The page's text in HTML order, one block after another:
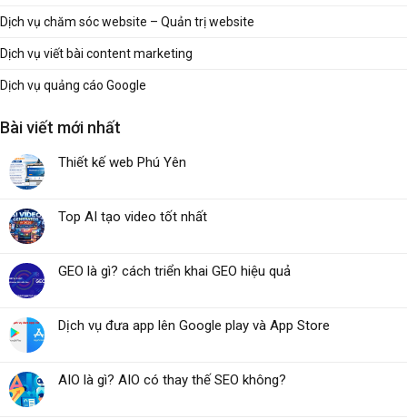
Dịch vụ chăm sóc website – Quản trị website
Dịch vụ viết bài content marketing
Dịch vụ quảng cáo Google
Bài viết mới nhất
Thiết kế web Phú Yên
Top AI tạo video tốt nhất
GEO là gì? cách triển khai GEO hiệu quả
Dịch vụ đưa app lên Google play và App Store
AIO là gì? AIO có thay thế SEO không?